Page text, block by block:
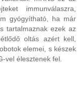
immunválaszra,
gyógyítható, ha már
tartalmaznak ezek az
oltás azért kell,
elemei, s készek
vel élesztenek fel.